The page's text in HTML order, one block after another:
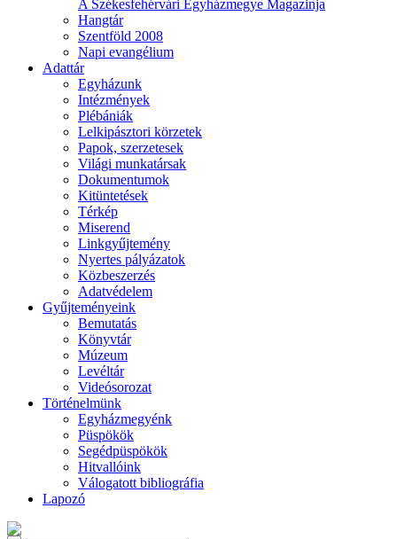
A Székesfehérvári Egyházmegye Magazinja
Hangtár
Szentföld 2008
Napi evangélium
Adattár
Egyházunk
Intézmények
Plébániák
Lelkipásztori körzetek
Papok, szerzetesek
Világi munkatársak
Dokumentumok
Kitüntetések
Térkép
Miserend
Linkgyűjtemény
Nyertes pályázatok
Közbeszerzés
Adatvédelem
Gyűjteményeink
Bemutatás
Könyvtár
Múzeum
Levéltár
Videósorozat
Történelmünk
Egyházmegyénk
Püspökök
Segédpüspökök
Hitvallóink
Válogatott bibliográfia
Lapozó